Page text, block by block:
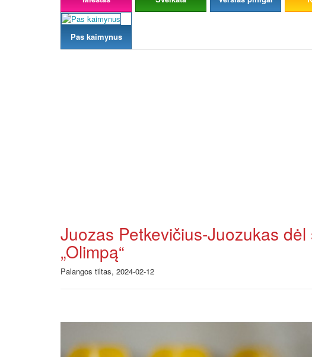
Pas kaimynus
Juozas Petkevičius-Juozukas
„Olimpą“
Palangos tiltas, 2024-02-12